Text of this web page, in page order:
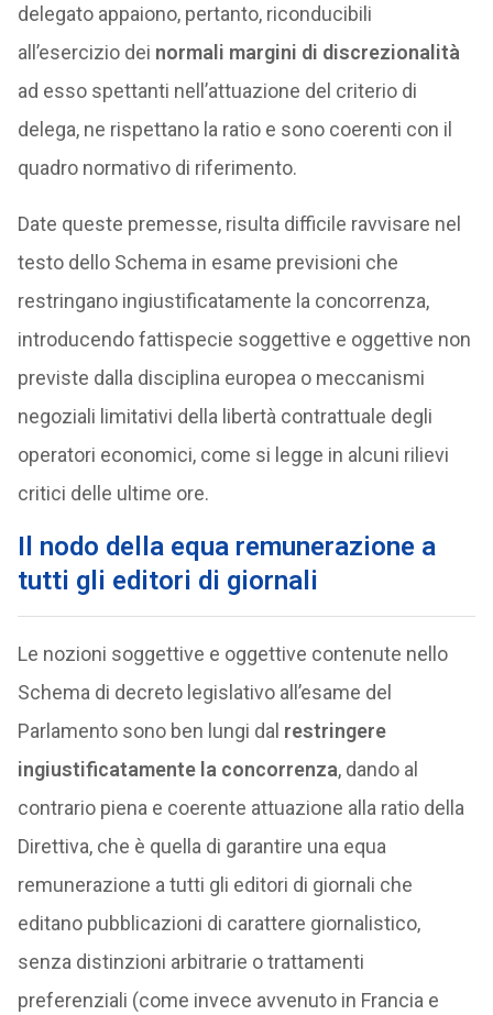
delegato appaiono, pertanto, riconducibili
all’esercizio dei normali margini di discrezionalità
ad esso spettanti nell’attuazione del criterio di
delega, ne rispettano la ratio e sono coerenti con il
quadro normativo di riferimento.
Date queste premesse, risulta difficile ravvisare nel
testo dello Schema in esame previsioni che
restringano ingiustificatamente la concorrenza,
introducendo fattispecie soggettive e oggettive non
previste dalla disciplina europea o meccanismi
negoziali limitativi della libertà contrattuale degli
operatori economici, come si legge in alcuni rilievi
critici delle ultime ore.
Il nodo della equa remunerazione a
tutti gli editori di giornali
Le nozioni soggettive e oggettive contenute nello
Schema di decreto legislativo all’esame del
Parlamento sono ben lungi dal restringere
ingiustificatamente la concorrenza, dando al
contrario piena e coerente attuazione alla ratio della
Direttiva, che è quella di garantire una equa
remunerazione a tutti gli editori di giornali che
editano pubblicazioni di carattere giornalistico,
senza distinzioni arbitrarie o trattamenti
preferenziali (come invece avvenuto in Francia e